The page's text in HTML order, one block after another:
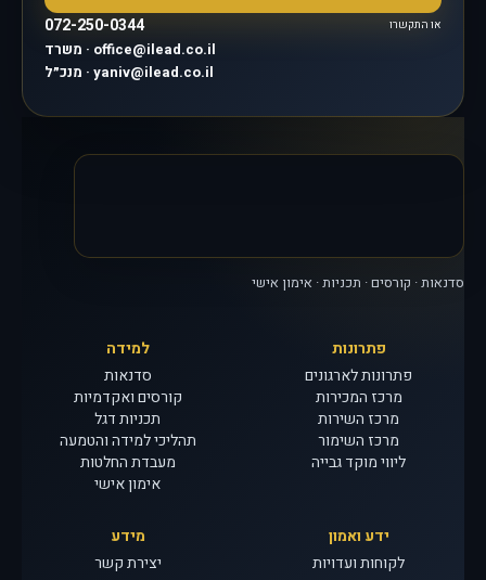
או התקשרו 072-250-0344
משרד · office@ilead.co.il
מנכ״ל · yaniv@ilead.co.il
סדנאות · קורסים · תכניות · אימון אישי
פתרונות
פתרונות לארגונים
מרכז המכירות
מרכז השירות
מרכז השימור
ליווי מוקד גבייה
למידה
סדנאות
קורסים ואקדמיות
תכניות דגל
תהליכי למידה והטמעה
מעבדת החלטות
אימון אישי
ידע ואמון
לקוחות ועדויות
מידע
יצירת קשר